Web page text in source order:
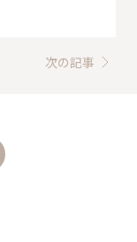
次の記事